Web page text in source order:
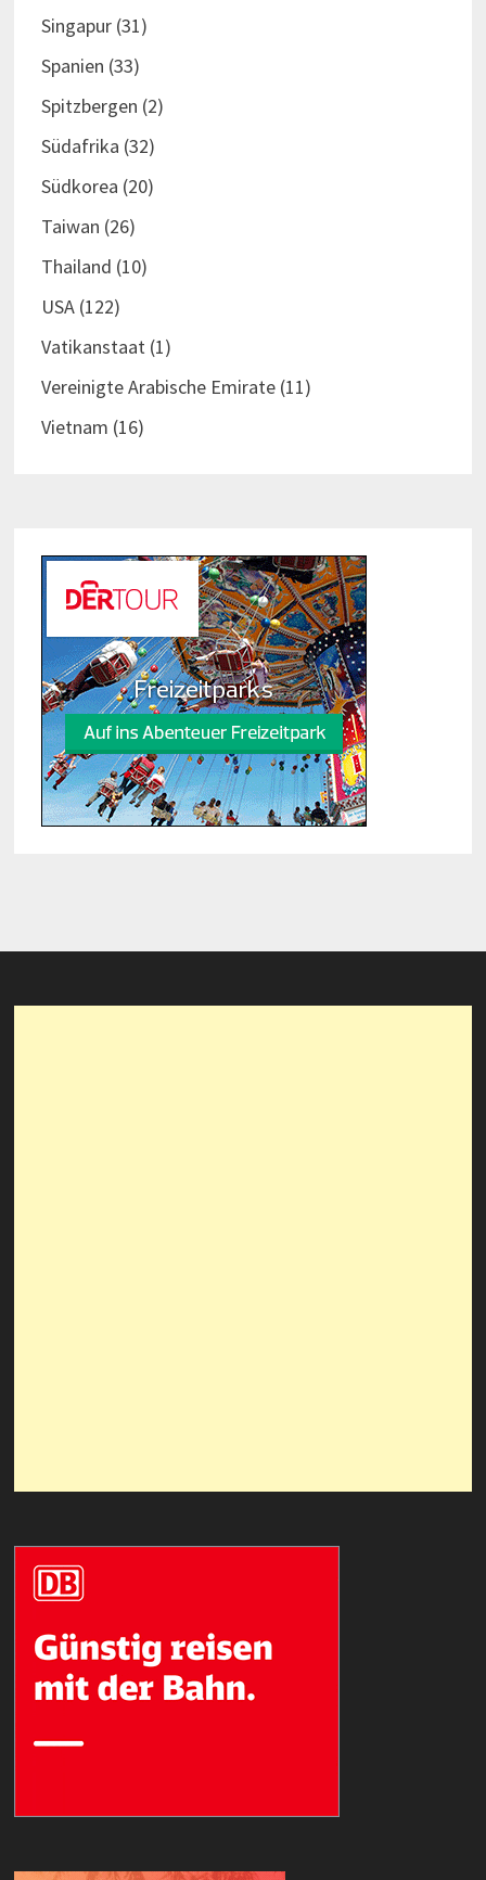
Singapur(31)
Spanien (33)
Spitzbergen (2)
Südafrika (32)
Südkorea (20)
Taiwan (26)
Thailand (10)
USA(122)
Vatikanstaat(1)
Vereinigte Arabische Emirate(11)
Vietnam (16)